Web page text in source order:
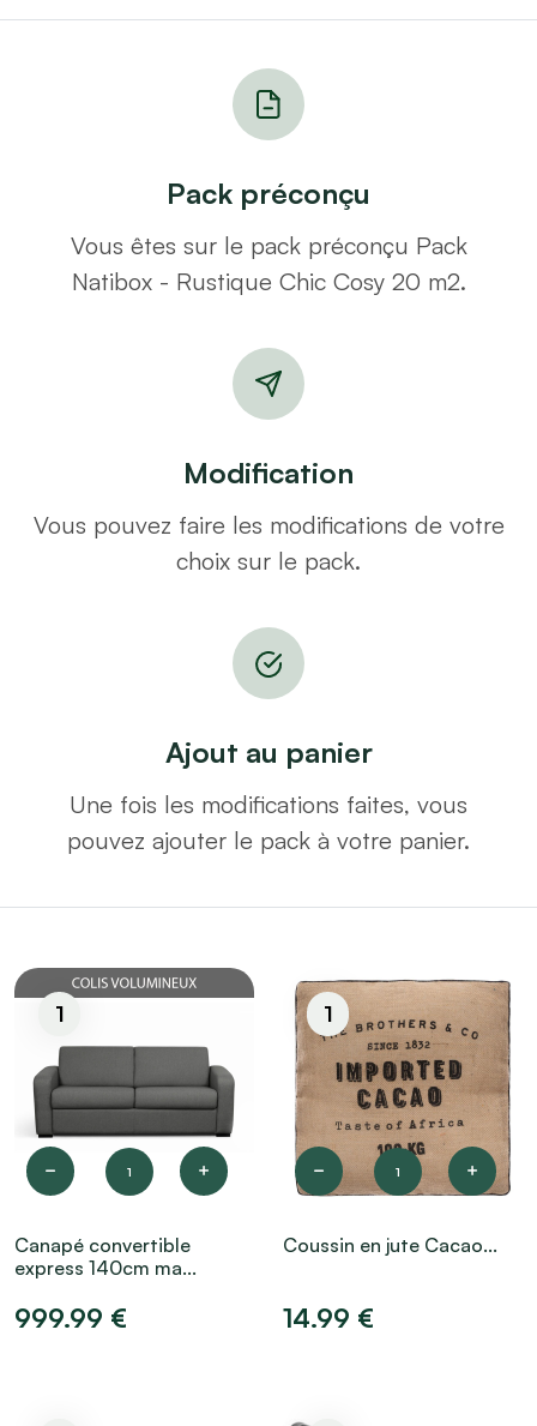
Pack préconçu
Vous êtes sur le pack préconçu Pack
Natibox - Rustique Chic Cosy 20 m2.
Modification
Vous pouvez faire les modifications de votre
choix sur le pack.
Ajout au panier
Une fois les modifications faites, vous
pouvez ajouter le pack à votre panier.
1
1
Canapé convertible
express 140cm ma...
999.99 €
1
1
Coussin en jute Cacao...
14.99 €